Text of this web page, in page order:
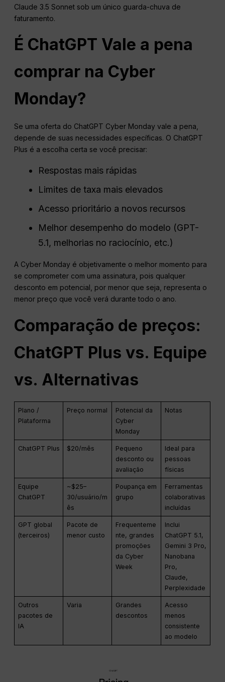
Claude 3.5 Sonnet sob um único guarda-chuva de
faturamento.
É ChatGPT Vale a pena
comprar na Cyber
Monday?
Se uma oferta do ChatGPT Cyber Monday vale a pena,
depende de suas necessidades específicas. O ChatGPT
Plus é a escolha certa se você precisar:
Respostas mais rápidas
Limites de taxa mais elevados
Acesso prioritário a novos recursos
Melhor desempenho do modelo (GPT-
5.1, melhorias no raciocínio, etc.)
A Cyber Monday é objetivamente o melhor momento para
se comprometer com uma assinatura, pois qualquer
desconto em potencial, por menor que seja, representa o
menor preço que você verá durante todo o ano.
Comparação de preços:
ChatGPT Plus vs. Equipe
vs. Alternativas
Plano /
Plataforma
Preço normal
Potencial da
Cyber
Monday
Notas
ChatGPT Plus $20/mês
Pequeno
desconto ou
avaliação
Ideal para
pessoas
físicas
Equipe
ChatGPT
~$25–
30/usuário/m
ês
Poupança em
grupo
Ferramentas
colaborativas
incluídas
GPT global
(terceiros)
Pacote de
menor custo
Frequenteme
nte, grandes
promoções
da Cyber
Week
Inclui
ChatGPT 5.1,
Gemini 3 Pro,
Nanobana
Pro,
Claude,
Perplexidade
Outros
pacotes de
IA
Varia
Grandes
descontos
Acesso
menos
consistente
ao modelo